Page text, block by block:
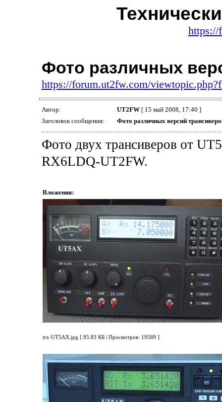
https://
Фото различных
https://forum.ut2fw.com/
Автор: UT2FW[ 15 май 2008, 17:40 ]
Заголовок сообщения:
Фото различных версий
Фото двух трансиверов от
RX6LDQ-UT2FW.
Вложения:
trx-UT5AX.jpg [ 85.83 КБ | Просмотров: 19589 ]